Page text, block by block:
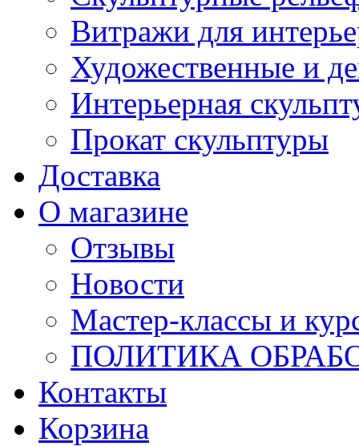
Витражи для
Художественные и
Интерьерная
Прокат скульптуры
Доставка
О магазине
Отзывы
Новости
Мастер-классы и
ПОЛИТИКА
Контакты
Корзина